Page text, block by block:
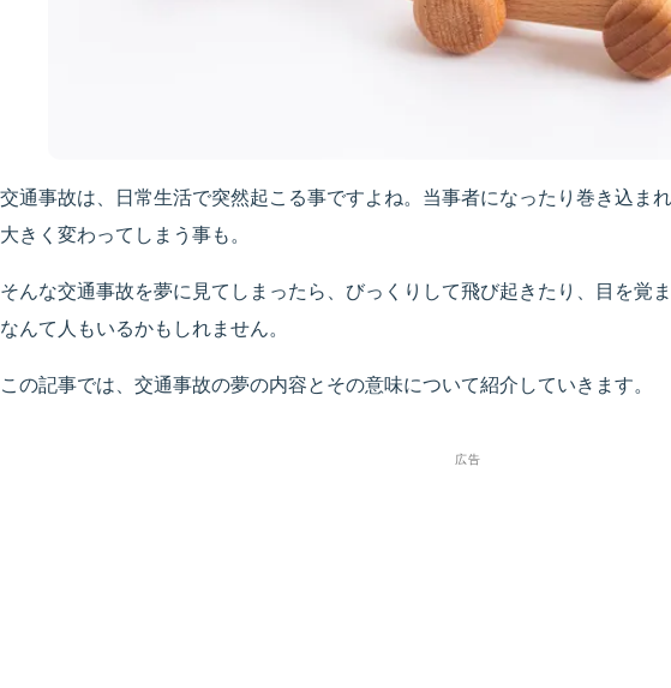
交通事故は、日常生活で突然起こる事ですよね。当事者になったり巻き込ま
大きく変わってしまう事も。
そんな交通事故を夢に見てしまったら、びっくりして飛び起きたり、目を覚
なんて人もいるかもしれません。
この記事では、交通事故の夢の内容とその意味について紹介していきます。
広告